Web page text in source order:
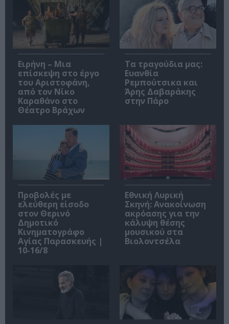
Ειρήνη – Μια
επίσκεψη στο έργο
του Αριστοφάνη,
από τον Νίκο
Καραθάνο στο
Θέατρο Βράχων
Τα τραγούδια μας:
Ευανθία
Ρεμπούτσικα και
Άρης Δαβαράκης
στην Πάρο
Προβολές με
ελεύθερη είσοδο
στον Θερινό
Δημοτικό
Κινηματογράφο
Αγίας Παρασκευής |
10-16/8
Εθνική Λυρική
Σκηνή: Ανακοίνωση
ακρόασης για την
κάλυψη θέσης
μουσικού στα
Βιολοντσέλα